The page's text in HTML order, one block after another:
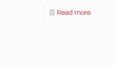
Read more